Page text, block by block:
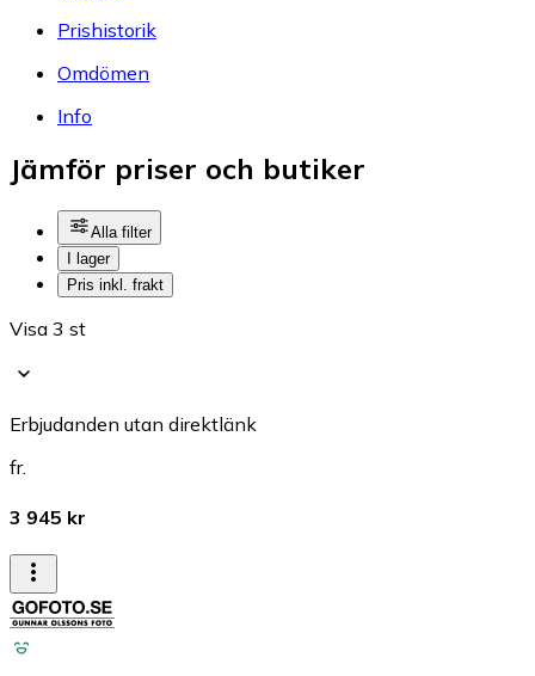
Prishistorik
Omdömen
Info
Jämför priser och butiker
Alla filter
I lager
Pris inkl. frakt
Visa 3 st
Erbjudanden utan direktlänk
fr.
3 945 kr